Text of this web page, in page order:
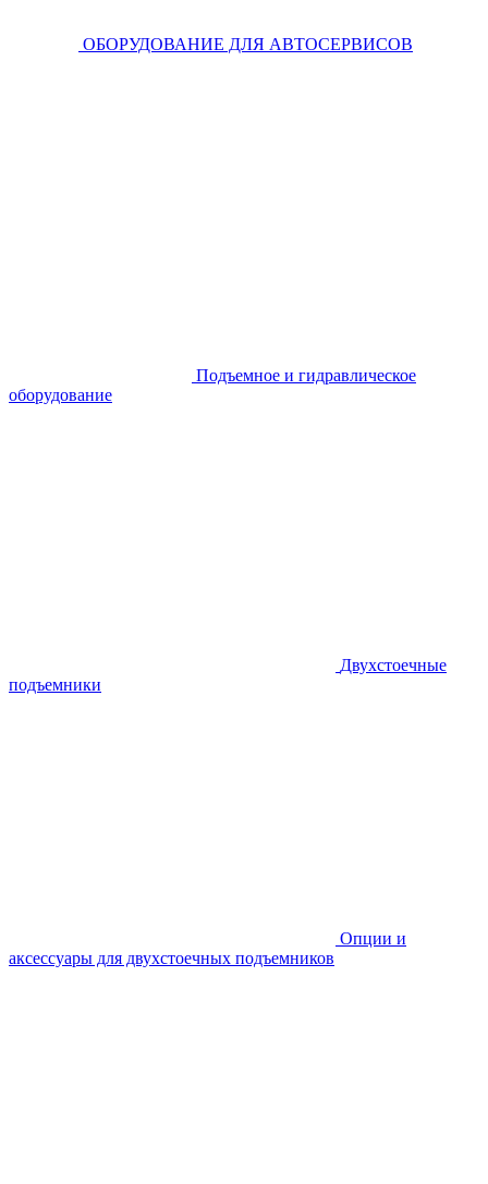
ОБОРУДОВАНИЕ ДЛЯ АВТОСЕРВИСОВ
Подъемное и гидравлическое
оборудование
Двухстоечные
подъемники
Опции и
аксессуары для двухстоечных подъемников